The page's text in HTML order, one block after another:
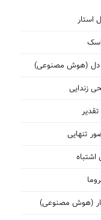
استار
دل (هوش مصنوعی)
زندایی
تنهایی
اشتباه
(هوش مصنوعی)